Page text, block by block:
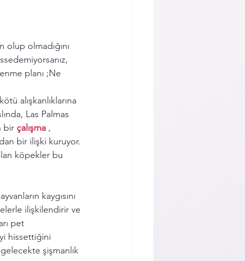
olup olmadığını
planı ;Ne
alışkanlıklarına
Las Palmas
bir çalışma ,
bir ilişki kuruyor.
köpekler bu
kaygısını
ilişkilendirir ve
pet
hissettiğini
şişmanlık